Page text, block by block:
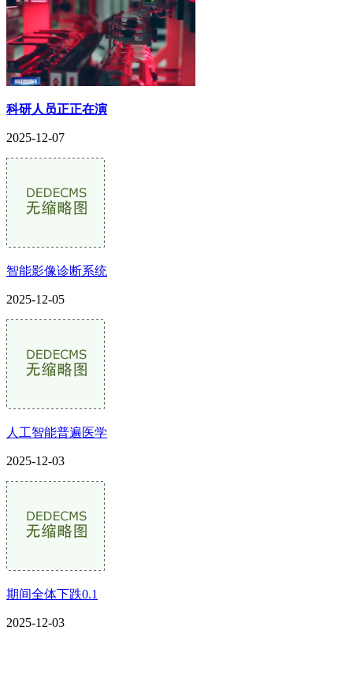
科研人员正正在演
2025-12-07
智能影像诊断系统
2025-12-05
人工智能普遍医学
2025-12-03
期间全体下跌0.1
2025-12-03